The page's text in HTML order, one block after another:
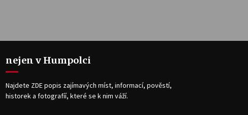
nejen v Humpolci
Najdete ZDE popis zajímavých míst, informací, pověstí,
historek a fotografíí, které se k nim váží.